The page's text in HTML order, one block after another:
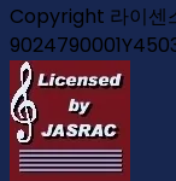
Copyright 라이센